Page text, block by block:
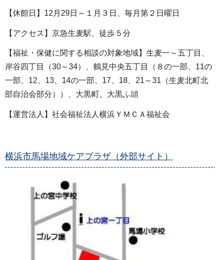
【休館日】12月29日～１月３日、毎月第２日曜日
【アクセス】京急生麦駅、徒歩５分
【福祉・保健に関する相談の対象地域】生麦一～五丁目、
岸谷四丁目（30～34）、鶴見中央五丁目（８の一部、11の
一部、12、13、14の一部、17、18、21～31（生麦北町北
部自治会部分））、大黒町、大黒ふ頭
【運営法人】社会福祉法人横浜ＹＭＣＡ福祉会
横浜市馬場地域ケアプラザ（外部サイト）